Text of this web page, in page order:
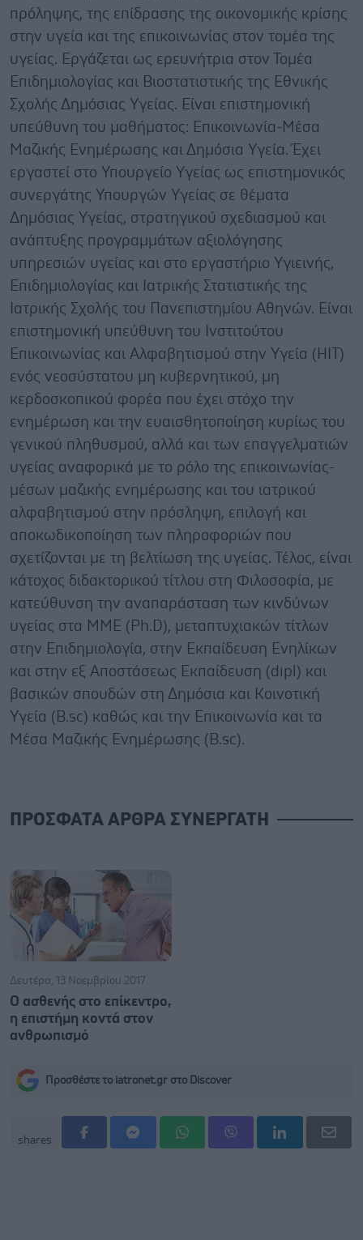
πρόληψης, της επίδρασης της οικονομικής κρίσης
στην υγεία και της επικοινωνίας στον τομέα της
υγείας. Εργάζεται ως ερευνήτρια στον Τομέα
Επιδημιολογίας και Βιοστατιστικής της Εθνικής
Σχολής Δημόσιας Υγείας. Είναι επιστημονική
υπεύθυνη του μαθήματος: Επικοινωνία-Μέσα
Μαζικής Ενημέρωσης και Δημόσια Υγεία. Έχει
εργαστεί στο Υπουργείο Υγείας ως επιστημονικός
συνεργάτης Υπουργών Υγείας σε θέματα
Δημόσιας Υγείας, στρατηγικού σχεδιασμού και
ανάπτυξης προγραμμάτων αξιολόγησης
υπηρεσιών υγείας και στο εργαστήριο Υγιεινής,
Επιδημιολογίας και Ιατρικής Στατιστικής της
Ιατρικής Σχολής του Πανεπιστημίου Αθηνών. Είναι
επιστημονική υπεύθυνη του Ινστιτούτου
Επικοινωνίας και Αλφαβητισμού στην Υγεία (HIT)
ενός νεοσύστατου μη κυβερνητικού, μη
κερδοσκοπικού φορέα που έχει στόχο την
ενημέρωση και την ευαισθητοποίηση κυρίως του
γενικού πληθυσμού, αλλά και των επαγγελματιών
υγείας αναφορικά με το ρόλο της επικοινωνίας-
μέσων μαζικής ενημέρωσης και του ιατρικού
αλφαβητισμού στην πρόσληψη, επιλογή και
αποκωδικοποίηση των πληροφοριών που
σχετίζονται με τη βελτίωση της υγείας. Τέλος, είναι
κάτοχος διδακτορικού τίτλου στη Φιλοσοφία, με
κατεύθυνση την αναπαράσταση των κινδύνων
υγείας στα ΜΜΕ (Ph.D), μεταπτυχιακών τίτλων
στην Επιδημιολογία, στην Εκπαίδευση Ενηλίκων
και στην εξ Αποστάσεως Εκπαίδευση (dipl) και
βασικών σπουδών στη Δημόσια και Κοινοτική
Υγεία (B.sc) καθώς και την Επικοινωνία και τα
Μέσα Μαζικής Ενημέρωσης (B.sc).
ΠΡΟΣΦΑΤΑ ΑΡΘΡΑ ΣΥΝΕΡΓΑΤΗ
Δευτέρα, 13 Νοεμβρίου 2017
Ο ασθενής στο επίκεντρο,
η επιστήμη κοντά στον
ανθρωπισμό
Προσθέστε το iatronet.gr στο Discover
shares